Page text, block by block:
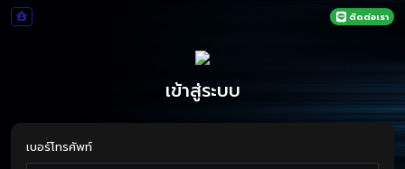
ติดต่อเรา
เข้าสู่ระบบ
เบอร์โทรศัพท์